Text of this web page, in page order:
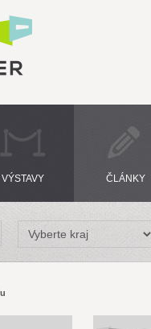
VÝSTAVY ČLÁNKY